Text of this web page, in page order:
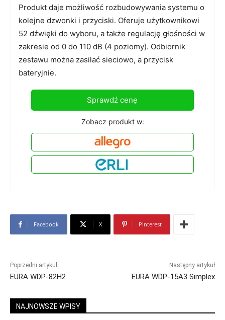
Produkt daje możliwość rozbudowywania systemu o
kolejne dzwonki i przyciski. Oferuje użytkownikowi
52 dźwięki do wyboru, a także regulację głośności w
zakresie od 0 do 110 dB (4 poziomy). Odbiornik
zestawu można zasilać sieciowo, a przycisk
bateryjnie.
Sprawdź cenę
Zobacz produkt w:
Facebook X Pinterest
Poprzedni artykuł
EURA WDP-82H2
Następny artykuł
EURA WDP-15A3 Simplex
NAJNOWSZE WPISY